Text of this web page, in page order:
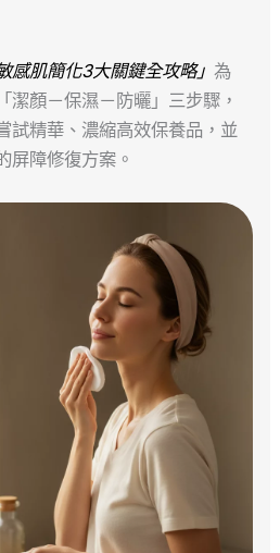
感肌簡化3大關鍵全攻略」為
潔顏－保濕－防曬」三步驟，
試精華、濃縮高效保養品，並
屏障修復方案。